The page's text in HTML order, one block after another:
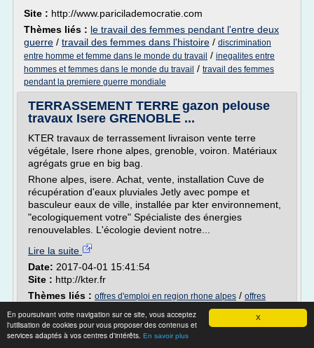
X
En poursuivant votre navigation sur ce site, vous acceptez
l'utilisation de cookies pour vous proposer des contenus et
services adaptés à vos centres d'intérêts. En savoir plus
Site : http://www.paricilademocratie.com
Thèmes liés : le travail des femmes pendant l'entre deux
guerre / travail des femmes dans l'histoire / discrimination
entre homme et femme dans le monde du travail / inegalites entre
hommes et femmes dans le monde du travail / travail des femmes
pendant la premiere guerre mondiale
TERRASSEMENT TERRE gazon pelouse
travaux Isere GRENOBLE ...
KTER travaux de terrassement livraison vente terre
végétale, Isere rhone alpes, grenoble, voiron. Matériaux
agrégats grue en big bag.
Rhone alpes, isere. Achat, vente, installation Cuve de
récupération d'eaux pluviales Jetly avec pompe et
basculeur eaux de ville, installée par kter environnement,
"ecologiquement votre" Spécialiste des énergies
renouvelables. L'écologie devient notre...
Lire la suite
Date: 2017-04-01 15:41:54
Site : http://kter.fr
Thèmes liés : offres d'emploi en region rhone alpes / offres
offres d'emploi en rhone alpes
/offre d emploi dans l environnement
emploi en rhone alpes